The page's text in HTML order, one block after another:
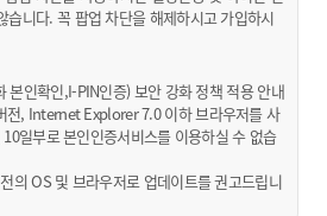
습니다. 꼭 팝업 차단을 해제하시고 가입하시
본인확인,I-PIN인증) 보안 강화 정책 적용 안내
전, Internet Explorer 7.0 이하 브라우저를 사
일부로 본인인증서비스를 이용하실 수 없습
의 OS 및 브라우저로 업데이트를 권고드립니